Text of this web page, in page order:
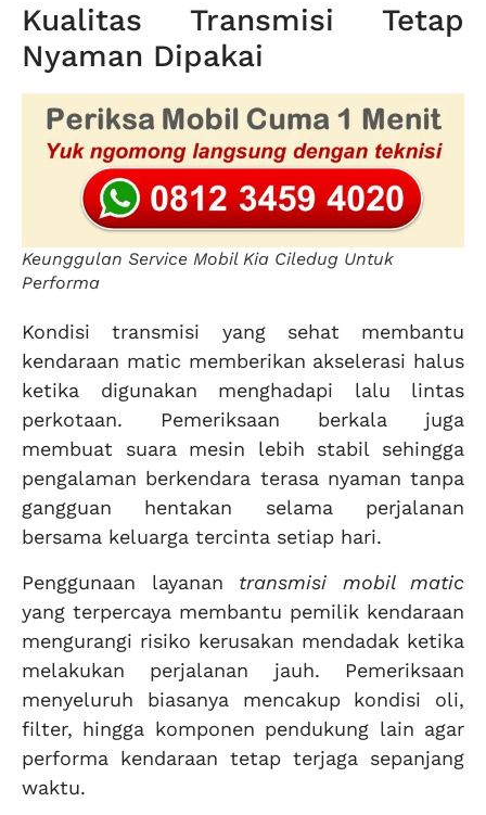
Kualitas Transmisi Tetap
Nyaman Dipakai
Keunggulan Service Mobil Kia Ciledug Untuk
Performa
Kondisi transmisi yang sehat membantu
kendaraan matic memberikan akselerasi halus
ketika digunakan menghadapi lalu lintas
perkotaan. Pemeriksaan berkala juga
membuat suara mesin lebih stabil sehingga
pengalaman berkendara terasa nyaman tanpa
gangguan hentakan selama perjalanan
bersama keluarga tercinta setiap hari.
Penggunaan layanan transmisi mobil matic
yang terpercaya membantu pemilik kendaraan
mengurangi risiko kerusakan mendadak ketika
melakukan perjalanan jauh. Pemeriksaan
menyeluruh biasanya mencakup kondisi oli,
filter, hingga komponen pendukung lain agar
performa kendaraan tetap terjaga sepanjang
waktu.